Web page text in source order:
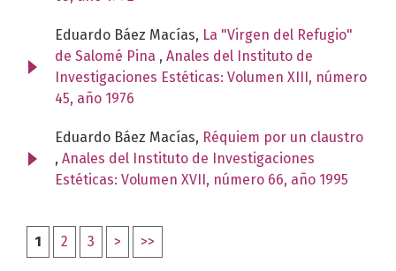
Eduardo Báez Macías, La "Virgen del Refugio"
de Salomé Pina , Anales del Instituto de
Investigaciones Estéticas: Volumen XIII, número
45, año 1976
Eduardo Báez Macías, Réquiem por un claustro
, Anales del Instituto de Investigaciones
Estéticas: Volumen XVII, número 66, año 1995
1 2 3 > >>